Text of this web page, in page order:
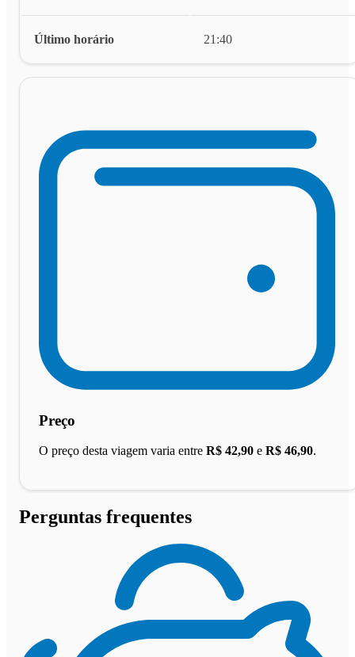
Último horário 21:40
Preço
O preço desta viagem varia entre R$ 42,90 e R$ 46,90.
Perguntas frequentes